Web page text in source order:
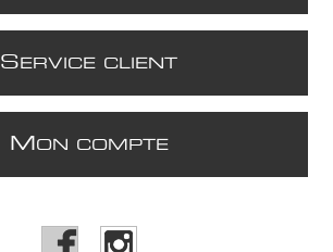
S ERVICE CLIENT
M ON COMPTE